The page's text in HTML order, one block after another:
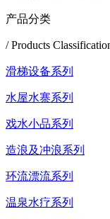
产品分类
/ Products
滑梯设备系列
水屋水寨系列
戏水小品系列
造浪及冲浪系列
环流漂流系列
温泉水疗系列